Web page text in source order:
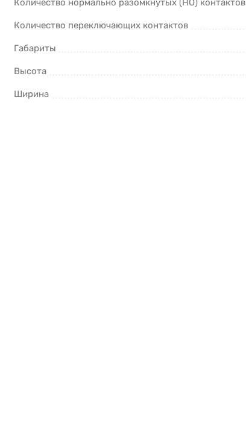
Количество нормально разомкнутых (НО) контактов
Количество переключающих контактов
Габариты
Высота
Ширина